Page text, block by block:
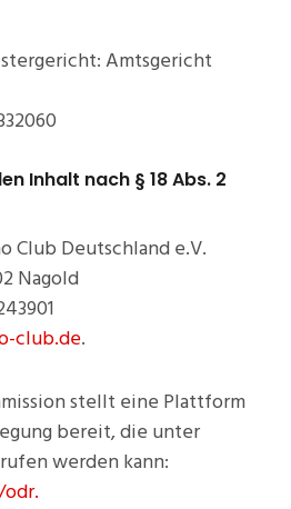
Amtsgericht
Inhalt nach § 18Abs. 2
Club Deutschland e.V.
Nagold
club.de.
stellt eine Plattform
bereit, die unter
werden kann: